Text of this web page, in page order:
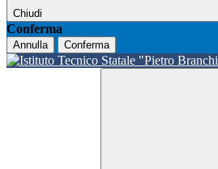
Chiudi
Conferma
Annulla Conferma